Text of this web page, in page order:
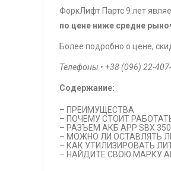
ФоркЛифт Партс 9 лет
по цене ниже средне
Более подробно о цене,
Телефоны • +38 (096) 22-
Содержание:
– ПРЕИМУЩЕСТВА
– ПОЧЕМУ СТОИТ
– РАЗЪЕМ АКБ APP SBX
– МОЖНО ЛИ ОСТАВЛЯТЬ
– КАК УТИЛИЗИРОВАТЬ
– НАЙДИТЕ СВОЮ МАРКУ